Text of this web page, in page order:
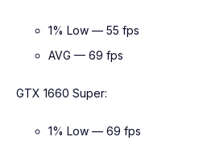
1% Low — 55 fps
AVG — 69 fps
GTX 1660 Super:
1% Low — 69 fps